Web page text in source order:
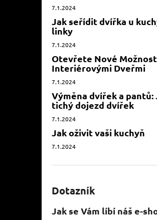
7.1.2024
Jak seřídit dvířka u
linky
7.1.2024
Otevřete Nové
Interiérovými Dveřmi
7.1.2024
Výměna dvířek a pantů:
tichý dojezd dvířek
7.1.2024
Jak oživit vaši kuchyň
7.1.2024
Dotazník
Jak se Vám líbí náš e-